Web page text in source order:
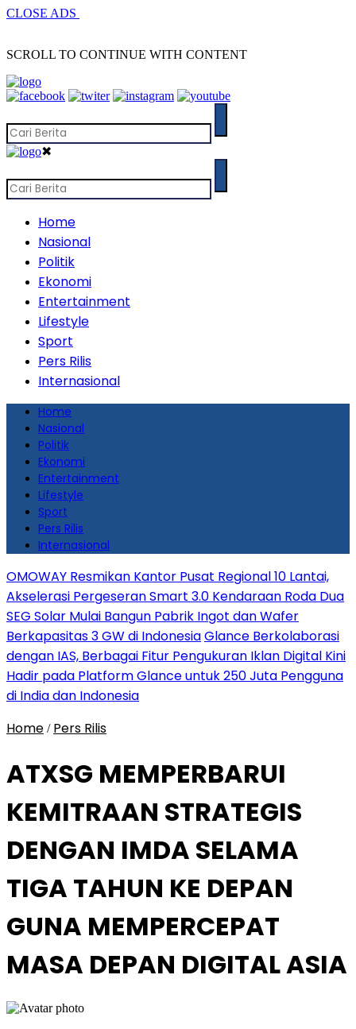
CLOSE ADS
SCROLL TO CONTINUE WITH CONTENT
✖
Home
Nasional
Politik
Ekonomi
Entertainment
Lifestyle
Sport
Pers Rilis
Internasional
Home
Nasional
Politik
Ekonomi
Entertainment
Lifestyle
Sport
Pers Rilis
Internasional
OMOWAY Resmikan Kantor Pusat Regional 10 Lantai,
Akselerasi Pergeseran Smart 3.0 Kendaraan Roda Dua
SEG Solar Mulai Bangun Pabrik Ingot dan Wafer
Berkapasitas 3 GW di IndonesiaGlance Berkolaborasi
dengan IAS, Berbagai Fitur Pengukuran Iklan Digital Kini
Hadir pada Platform Glance untuk 250 Juta Pengguna
di India dan Indonesia
Home / Pers Rilis
ATXSG MEMPERBARUI
KEMITRAAN STRATEGIS
DENGAN IMDA SELAMA
TIGA TAHUN KE DEPAN
GUNA MEMPERCEPAT
MASA DEPAN DIGITAL ASIA